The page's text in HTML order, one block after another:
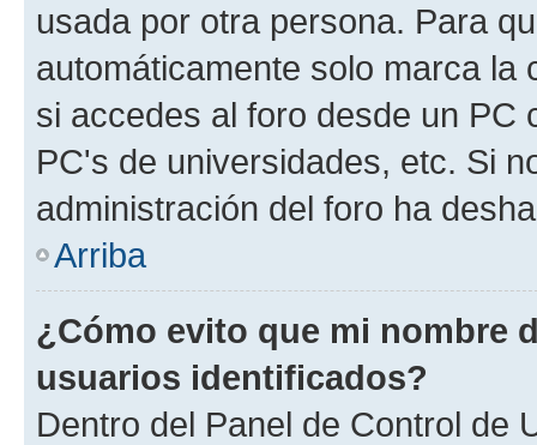
usada por otra persona. Para
automáticamente solo marca la
si accedes al foro desde un PC
PC's de universidades, etc. Si
administración del foro ha
Arriba
¿Cómo evito que mi nombre
usuarios identificados?
Dentro del Panel de Control de